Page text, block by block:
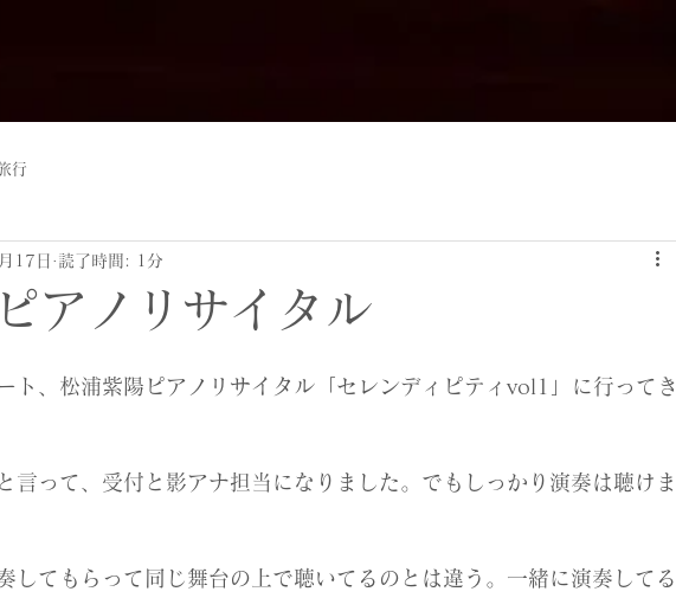
行
アノリサイタル
17日 読了時間: 1分
ト、松浦紫陽ピアノリサイタル「セレンディピティvol1」に行ってき
言って、受付と影アナ担当になりました。でもしっかり演奏は聴けま
してもらって同じ舞台の上で聴いてるのとは違う。一緒に演奏してる